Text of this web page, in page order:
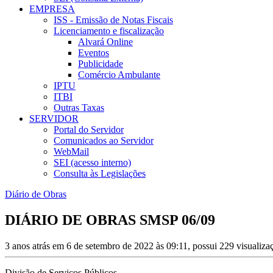
EMPRESA
ISS - Emissão de Notas Fiscais
Licenciamento e fiscalização
Alvará Online
Eventos
Publicidade
Comércio Ambulante
IPTU
ITBI
Outras Taxas
SERVIDOR
Portal do Servidor
Comunicados ao Servidor
WebMail
SEI (acesso interno)
Consulta às Legislações
Diário de Obras
DIÁRIO DE OBRAS SMSP 06/09
3 anos atrás em 6 de setembro de 2022 às 09:11, possui 229